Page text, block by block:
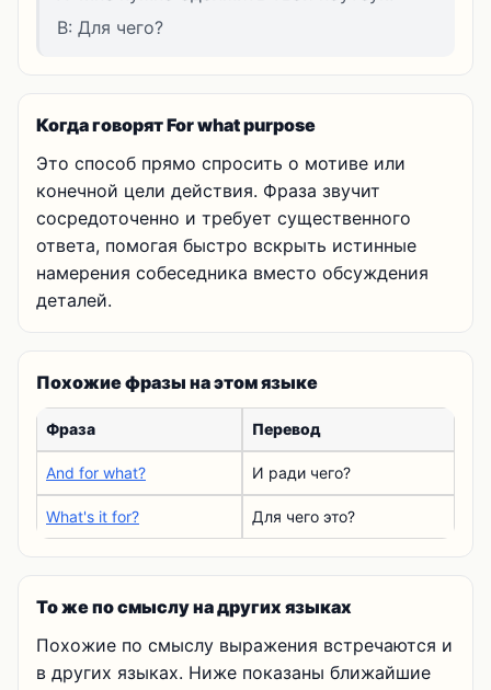
B: Для чего?
Когда говорят For what purpose
Это способ прямо спросить о мотиве или
конечной цели действия. Фраза звучит
сосредоточенно и требует существенного
ответа, помогая быстро вскрыть истинные
намерения собеседника вместо обсуждения
деталей.
Похожие фразы на этом языке
Фраза Перевод
And for what? И ради чего?
What's it for? Для чего это?
То же по смыслу на других языках
Похожие по смыслу выражения встречаются и
в других языках. Ниже показаны ближайшие